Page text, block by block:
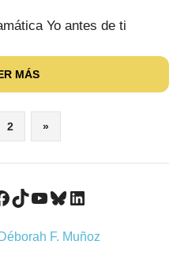
Yo antes de ti
MÁS
2
Entradas
siguientes
»
TikTok
YouTube
Bluesky
LinkedIn